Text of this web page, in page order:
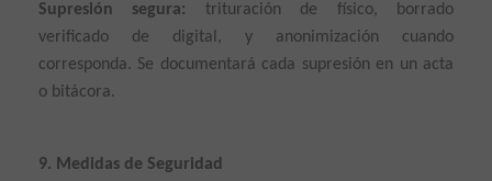
Supresión segura: trituración de físico, borrado
verificado de digital, y anonimización cuando
corresponda. Se documentará cada supresión en un acta
o bitácora.
9. Medidas de Seguridad